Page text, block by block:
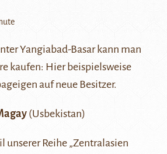
Yangiabad-Basar kann man
kaufen: Hier beispielsweise
auf neue Besitzer.
(Usbekistan)
unserer Reihe „Zentralasien